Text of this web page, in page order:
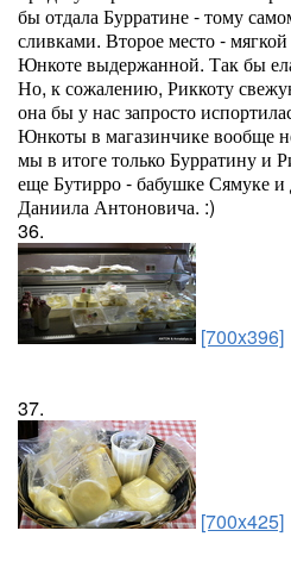
бы отдала Бурратине - тому
сливками. Второе место -
Юнкоте выдержанной. Так бы
Но, к сожалению, Риккоту
она бы у нас запросто
Юнкоты в магазинчике вообще
мы в итоге только Бурратину и
еще Бутирро - бабушке Сямуке
Даниила Антоновича. :)
36.
[700x396]
37.
[700x425]